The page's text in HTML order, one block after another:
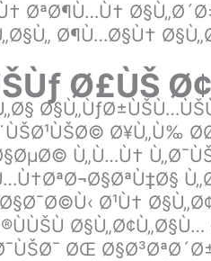
ØªØ¶Ù…Ù†
Ø¶Ù…Ø§Ù†
Ø¥Ù„Ù‰
Ù„Ù…Ù†
Ø¹Ù†
ØŒ